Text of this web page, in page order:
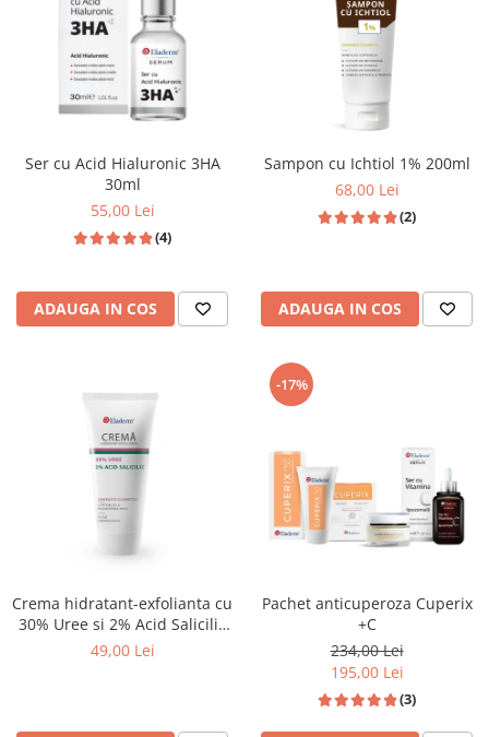
Ser cu Acid Hialuronic 3HA
30ml
55,00 Lei
(4)
ADAUGA IN COS
Sampon cu Ichtiol 1% 200ml
68,00 Lei
(2)
ADAUGA IN COS
Crema hidratant-exfolianta cu
30% Uree si 2% Acid Salicilic
100ml
49,00 Lei
-17%
Pachet anticuperoza Cuperix
+C
234,00 Lei
195,00 Lei
(3)